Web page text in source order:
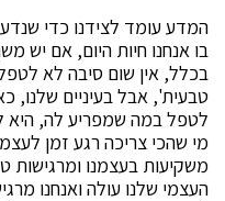
המדע עומד לצידנו כדי
בו אנחנו חיות היום, אם יש
בכלל, אין שום סיבה לא
טבעית', אבל בעיניים
לטפל במה שמפריע לה,
מי שהכי צריכה רגע זמן
משקיעות בעצמנו ומרגישות
העצמי שלנו עולה ואנחנו